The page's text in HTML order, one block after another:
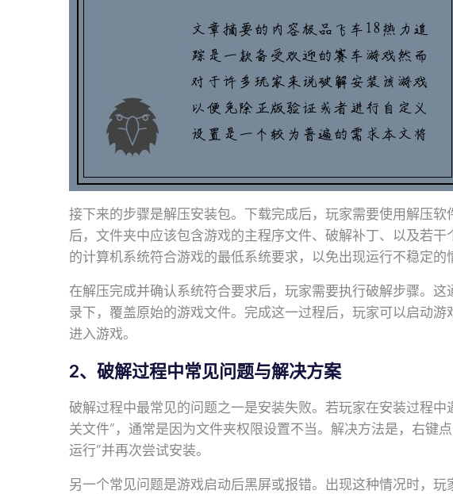
接下来的步骤是解压安装包。下载完成后，玩家需要使用解压
后，文件夹中应该包含游戏的主程序文件、破解补丁、以及若
的计算机系统符合游戏的最低系统要求，以免出现运行不稳定的
在解压完成并确认系统符合要求后，玩家需要执行破解步骤。
录下，覆盖原始的游戏文件。完成这一过程后，玩家可以启动
进入游戏。
2、破解过程中常见问题与解决方案
破解过程中最常见的问题之一是安装失败。若玩家在安装过程中
关文件”，通常是因为文件夹权限设置不当。解决方法是，右键
运行”并再次尝试安装。
另一个常见问题是游戏启动后黑屏或报错。出现这种情况时，